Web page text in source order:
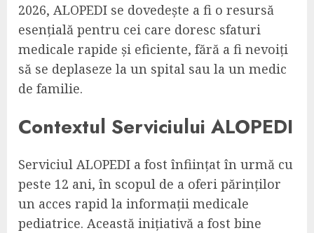
2026, ALOPEDI se dovedește a fi o resursă
esențială pentru cei care doresc sfaturi
medicale rapide și eficiente, fără a fi nevoiți
să se deplaseze la un spital sau la un medic
de familie.
Contextul Serviciului ALOPEDI
Serviciul ALOPEDI a fost înființat în urmă cu
peste 12 ani, în scopul de a oferi părinților
un acces rapid la informații medicale
pediatrice. Această inițiativă a fost bine